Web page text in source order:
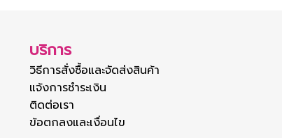
บริการ
วิธีการสั่งซื้อและจัดส่งสินค้า
แจ้งการชำระเงิน
ติดต่อเรา
ข้อตกลงและเงื่อนไข